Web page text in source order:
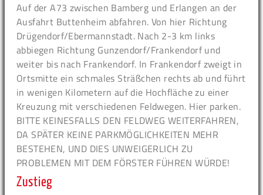
Auf der A73 zwischen Bamberg und Erlangen an der
Ausfahrt Buttenheim abfahren. Von hier Richtung
Drügendorf/Ebermannstadt. Nach 2-3 km links
abbiegen Richtung Gunzendorf/Frankendorf und
weiter bis nach Frankendorf. In Frankendorf zweigt in
Ortsmitte ein schmales Sträßchen rechts ab und führt
in wenigen Kilometern auf die Hochfläche zu einer
Kreuzung mit verschiedenen Feldwegen. Hier parken.
BITTE KEINESFALLS DEN FELDWEG WEITERFAHREN,
DA SPÄTER KEINE PARKMÖGLICHKEITEN MEHR
BESTEHEN, UND DIES UNWEIGERLICH ZU
PROBLEMEN MIT DEM FÖRSTER FÜHREN WÜRDE!
Zustieg